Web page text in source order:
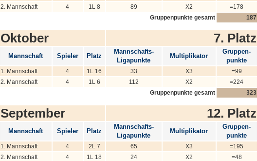
2. Mannschaft
4 1L 8 89 X2
=178
Gruppenpunkte gesamt
187
Oktober 7. Platz
Mannschaft Spieler Platz
Mannschafts-
Ligapunkte
Multiplikator
Gruppen-
punkte
1. Mannschaft 4 1L 16 33 X3
=99
2. Mannschaft
4 1L 6 112 X2
=224
Gruppenpunkte gesamt
323
September 12. Platz
Mannschaft Spieler Platz
Mannschafts-
Ligapunkte
Multiplikator
Gruppen-
punkte
1. Mannschaft 4 2L 7 65 X3
=195
2. Mannschaft
4 1L 18 24 X2
=48